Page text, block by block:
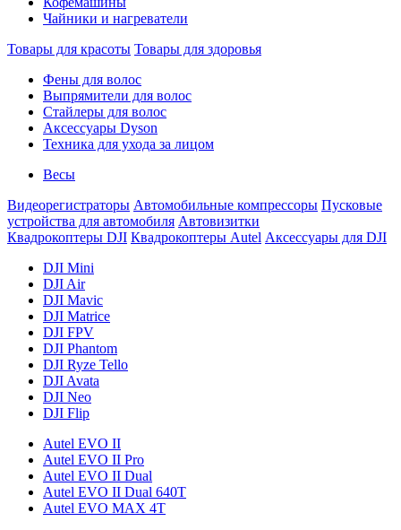
Чайники и нагреватели
Товары для красоты Товары для здоровья
Фены для волос
Выпрямители для волос
Стайлеры для волос
Аксессуары Dyson
Техника для ухода за лицом
Весы
Видеорегистраторы Автомобильные компрессоры Пусковые
устройства для автомобиля Автовизитки
Квадрокоптеры DJI Квадрокоптеры Autel Аксессуары для DJI
DJI Mini
DJI Air
DJI Mavic
DJI Matrice
DJI FPV
DJI Phantom
DJI Ryze Tello
DJI Avata
DJI Neo
DJI Flip
Autel EVO II
Autel EVO II Pro
Autel EVO II Dual
Autel EVO II Dual 640T
Autel EVO MAX 4T